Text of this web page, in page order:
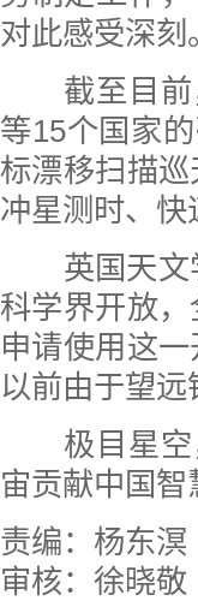
对此感受深刻
截至目前，
等15个国家
标漂移扫描
冲星测时、
英国天文学
科学界开放
申请使用这
以前由于望
极目星空，
宙贡献中国智
责编：杨东溟
审核：徐晓敬